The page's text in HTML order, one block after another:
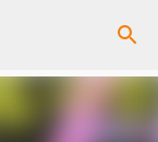
に移動